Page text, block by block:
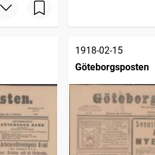
1918-02-15
Göteborgsposten